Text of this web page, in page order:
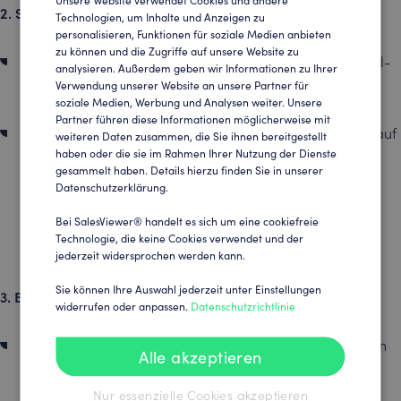
2. Social-Media-Werbung
Nutzen Sie UTM-Parameter, um den Erfolg Ihrer Social-
Media Anzeigen zu messen.
Vergleichen Sie die Leistung verschiedener Creatives auf
Plattformen wie Facebook, Instagram und LinkedIn.
Durch den UTM-Link können Sie nun sehen welche
Anzeigen die besten Unternehmen auf Ihre Website
lenken.
3. Bezahlte Suchanzeigen(SEA)
Erfassen Sie die Leistung Ihrer Google Ads Kampagnen
im Detail.
GERMAN
Technologien, um Inhalte und Anzeigen zu
personalisieren, Funktionen für soziale Medien anbieten
zu können und die Zugriffe auf unsere Website zu
analysieren. Außerdem geben wir Informationen zu Ihrer
Verwendung unserer Website an unsere Partner für
soziale Medien, Werbung und Analysen weiter. Unsere
Partner führen diese Informationen möglicherweise mit
weiteren Daten zusammen, die Sie ihnen bereitgestellt
haben oder die sie im Rahmen Ihrer Nutzung der Dienste
gesammelt haben. Details hierzu finden Sie in unserer
Datenschutzerklärung.
Bei SalesViewer® handelt es sich um eine cookiefreie
Technologie, die keine Cookies verwendet und der
jederzeit widersprochen werden kann.
Sie können Ihre Auswahl jederzeit unter Einstellungen
widerrufen oder anpassen. Datenschutzrichtlinie
Alle akzeptieren
Nur essenzielle Cookies akzeptieren